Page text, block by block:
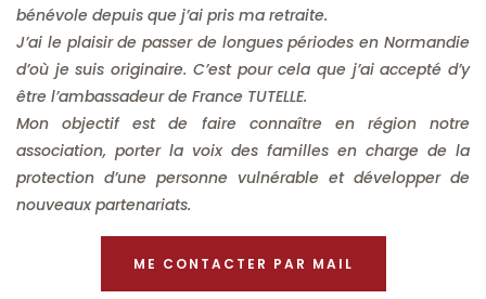
bénévole depuis que j’ai pris ma retraite.
J’ai le plaisir de passer de longues périodes en Normandie
d’où je suis originaire. C’est pour cela que j’ai accepté d’y
être l’ambassadeur de France TUTELLE.
Mon objectif est de faire connaître en région notre
association, porter la voix des familles en charge de la
protection d’une personne vulnérable et développer de
nouveaux partenariats.
ME CONTACTER PAR MAIL